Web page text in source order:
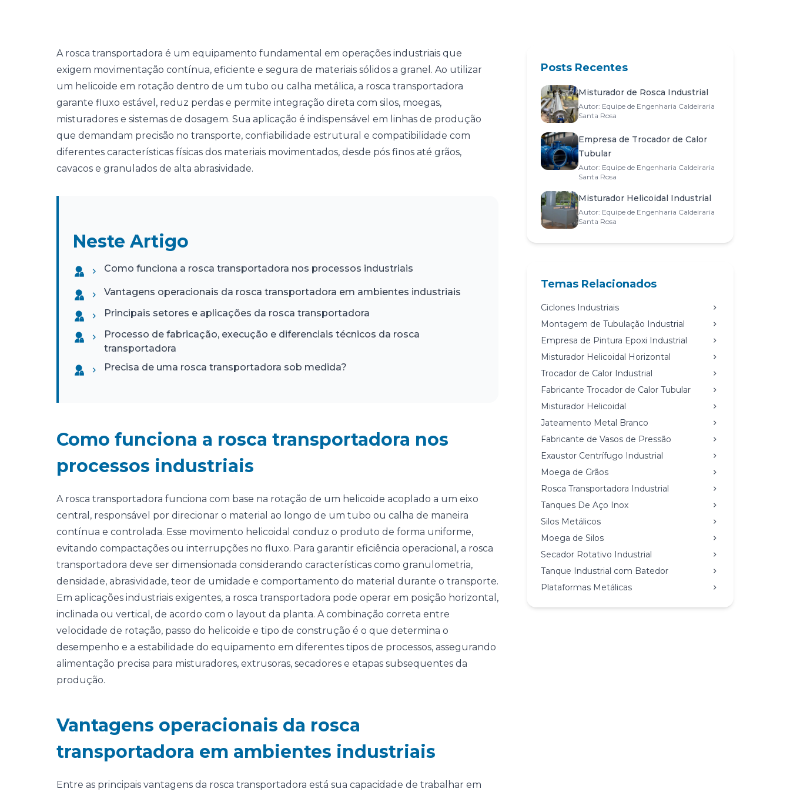
A rosca transportadora é um equipamento fundamental em operações industriais que
exigem movimentação contínua, eficiente e segura de materiais sólidos a granel. Ao utilizar
um helicoide em rotação dentro de um tubo ou calha metálica, a rosca transportadora
garante fluxo estável, reduz perdas e permite integração direta com silos, moegas,
misturadores e sistemas de dosagem. Sua aplicação é indispensável em linhas de produção
que demandam precisão no transporte, confiabilidade estrutural e compatibilidade com
diferentes características físicas dos materiais movimentados, desde pós finos até grãos,
cavacos e granulados de alta abrasividade.
Neste Artigo
Como funciona a rosca transportadora nos processos industriais
Vantagens operacionais da rosca transportadora em ambientes industriais
Principais setores e aplicações da rosca transportadora
Processo de fabricação, execução e diferenciais técnicos da rosca
transportadora
Precisa de uma rosca transportadora sob medida?
Como funciona a rosca transportadora nos
processos industriais
A rosca transportadora funciona com base na rotação de um helicoide acoplado a um eixo
central, responsável por direcionar o material ao longo de um tubo ou calha de maneira
contínua e controlada. Esse movimento helicoidal conduz o produto de forma uniforme,
evitando compactações ou interrupções no fluxo. Para garantir eficiência operacional, a rosca
transportadora deve ser dimensionada considerando características como granulometria,
densidade, abrasividade, teor de umidade e comportamento do material durante o transporte.
Em aplicações industriais exigentes, a rosca transportadora pode operar em posição horizontal,
inclinada ou vertical, de acordo com o layout da planta. A combinação correta entre
velocidade de rotação, passo do helicoide e tipo de construção é o que determina o
desempenho e a estabilidade do equipamento em diferentes tipos de processos, assegurando
alimentação precisa para misturadores, extrusoras, secadores e etapas subsequentes da
produção.
Vantagens operacionais da rosca
transportadora em ambientes industriais
Entre as principais vantagens da rosca transportadora está sua capacidade de trabalhar em
Posts Recentes
Misturador de Rosca Industrial
Autor: Equipe de Engenharia Caldeiraria
Santa Rosa
Empresa de Trocador de Calor
Tubular
Autor: Equipe de Engenharia Caldeiraria
Santa Rosa
Misturador Helicoidal Industrial
Autor: Equipe de Engenharia Caldeiraria
Santa Rosa
Temas Relacionados
Ciclones Industriais
Montagem de Tubulação Industrial
Empresa de Pintura Epoxi Industrial
Misturador Helicoidal Horizontal
Trocador de Calor Industrial
Fabricante Trocador de Calor Tubular
Misturador Helicoidal
Jateamento Metal Branco
Fabricante de Vasos de Pressão
Exaustor Centrífugo Industrial
Moega de Grãos
Rosca Transportadora Industrial
Tanques De Aço Inox
Silos Metálicos
Moega de Silos
Secador Rotativo Industrial
Tanque Industrial com Batedor
Plataformas Metálicas